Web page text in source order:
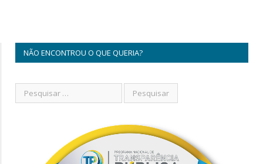
NÃO ENCONTROU O QUE QUERIA?